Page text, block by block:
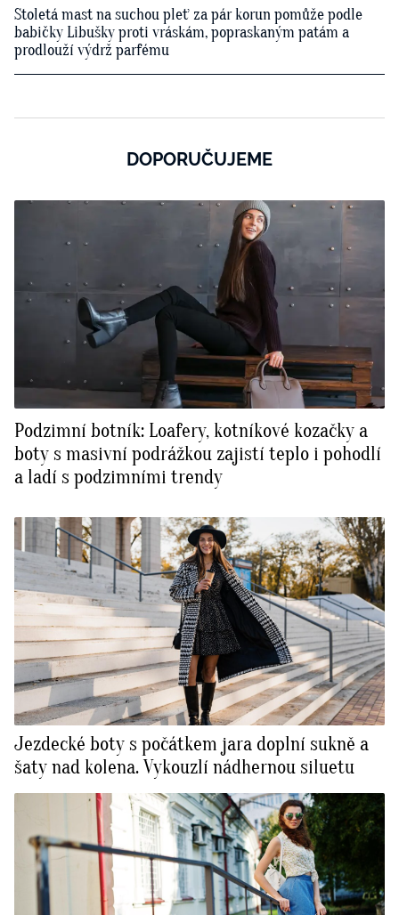
Stoletá mast na suchou pleť za pár korun pomůže podle
babičky Libušky proti vráskám, popraskaným patám a
prodlouží výdrž parfému
DOPORUČUJEME
Podzimní botník: Loafery, kotníkové kozačky a
boty s masivní podrážkou zajistí teplo i pohodlí
a ladí s podzimními trendy
Jezdecké boty s počátkem jara doplní sukně a
šaty nad kolena. Vykouzlí nádhernou siluetu